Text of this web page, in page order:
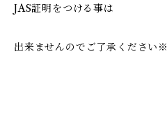
JAS証明をつける事は
出来ませんのでご了承ください※